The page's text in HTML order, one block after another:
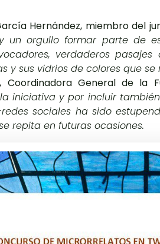
Hernández, miembro del
un orgullo formar parte de
verdaderos
y sus vidrios de colores que
Coordinadora General de la
iniciativa y por incluir
sociales ha sido
repita en futuras ocasiones.